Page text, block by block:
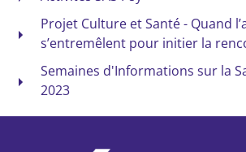
Projet Culture et Santé - Quand
s’entremêlent pour initier la
Semaines d'Informations sur la
2023